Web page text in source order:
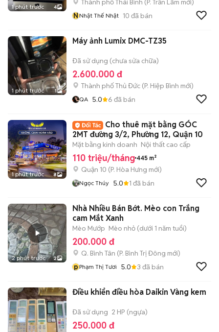
1 phút trước 4
Thành phố Thái Bình (P. Trần Lãm mới)
NNhật Thế Nhật 10 đã bán
1 phút trước 1
Máy ảnh Lumix DMC-TZ35
Đã sử dụng (chưa sửa chữa)
2.600.000 đ
Thành phố Thủ Đức (P. Hiệp Bình mới)
QA 5.0 6 đã bán
1 phút trước 8
Cho thuê mặt bằng GÓC
2MT đường 3/2, Phường 12, Quận 10
Mặt bằng kinh doanh Nội thất cao cấp
110 triệu/tháng 445 m²
Quận 10 (P. Hòa Hưng mới)
Ngọc Thúy 5.0 1 đã bán
2 phút trước 2
Nhà Nhiều Bán Bớt. Mèo con Trắng
cam Mắt Xanh
Mèo Mướp Mèo nhỏ (dưới 1 năm tuổi)
200.000 đ
Q. Bình Tân (P. Bình Trị Đông mới)
pPhạm Thị Tươi 5.0 3 đã bán
Điều khiển điều hòa Daikin Vàng kem
Đã sử dụng 2 HP (ngựa)
250.000 đ